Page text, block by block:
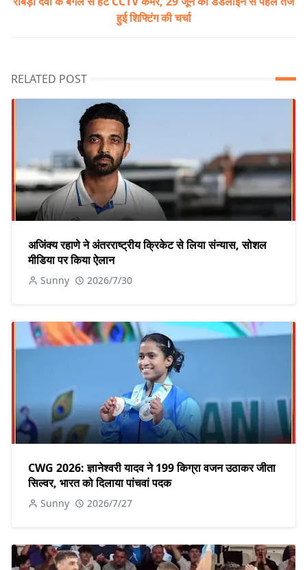
हुई शिफ्टिंग की चर्चा
RELATED POST
अजिंक्य रहाणे ने अंतरराष्ट्रीय क्रिकेट से लिया संन्यास, सोशल
मीडिया पर किया ऐलान
Sunny 2026/7/30
CWG 2026: ज्ञानेश्वरी यादव ने 199 किग्रा वजन उठाकर जीता
सिल्वर, भारत को दिलाया पांचवां पदक
Sunny 2026/7/27